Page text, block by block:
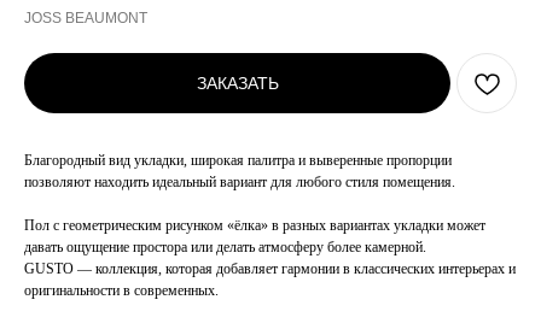
JOSS BEAUMONT
ЗАКАЗАТЬ
Благородный вид укладки, широкая палитра и выверенные пропорции
позволяют находить идеальный вариант для любого стиля помещения.
Пол с геометрическим рисунком «ёлка» в разных вариантах укладки может
давать ощущение простора или делать атмосферу более камерной.
GUSTO — коллекция, которая добавляет гармонии в классических интерьерах и
оригинальности в современных.